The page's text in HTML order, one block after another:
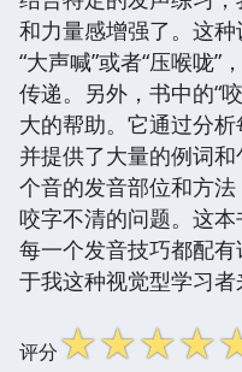
和力量感增强了。这
“大声喊”或者“压喉咙”
传递。另外，书中的“
大的帮助。它通过分
并提供了大量的例词
个音的发音部位和方
咬字不清的问题。这
每一个发音技巧都配
于我这种视觉型学习者
评分☆☆☆☆